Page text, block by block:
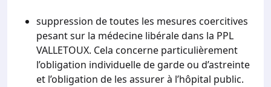
suppression de toutes les mesures coercitives
pesant sur la médecine libérale dans la PPL
VALLETOUX. Cela concerne particulièrement
l’obligation individuelle de garde ou d’astreinte
et l’obligation de les assurer à l’hôpital public.